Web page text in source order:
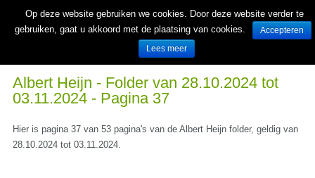
Wekelijks nieuwe folders van Nederlandse supermarkten en winkels
Albert Heijn - Folder van 28.10.2024 tot
03.11.2024 - Pagina 37
Hier is pagina 37 van 53 pagina's van de Albert Heijn folder, geldig van
28.10.2024 tot 03.11.2024.
Op deze website gebruiken we cookies. Door deze website verder te
gebruiken, gaat u akkoord met de plaatsing van cookies.
Accepteren
Lees meer